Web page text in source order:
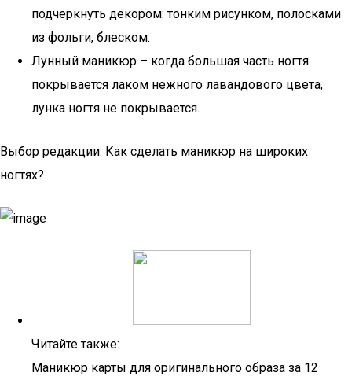
подчеркнуть декором: тонким рисунком, полосками
из фольги, блеском.
Лунный маникюр – когда большая часть ногтя
покрывается лаком нежного лавандового цвета,
лунка ногтя не покрывается.
Выбор редакции: Как сделать маникюр на широких
ногтях?
Читайте также:
Маникюр карты для оригинального образа за 12